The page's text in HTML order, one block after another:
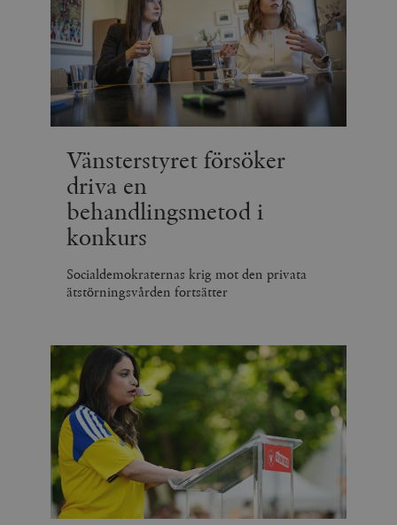
Vänsterstyret försöker
driva en
behandlingsmetod i
konkurs
Socialdemokraternas krig mot den privata
ätstörningsvården fortsätter